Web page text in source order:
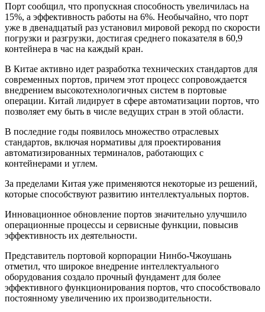
Порт сообщил, что пропускная способность увеличилась на
15%, а эффективность работы на 6%. Необычайно, что порт
уже в двенадцатый раз установил мировой рекорд по скорости
погрузки и разгрузки, достигая среднего показателя в 60,9
контейнера в час на каждый кран.
В Китае активно идет разработка технических стандартов для
современных портов, причем этот процесс сопровождается
внедрением высокотехнологичных систем в портовые
операции. Китай лидирует в сфере автоматизации портов, что
позволяет ему быть в числе ведущих стран в этой области.
В последние годы появилось множество отраслевых
стандартов, включая нормативы для проектирования
автоматизированных терминалов, работающих с
контейнерами и углем.
За пределами Китая уже применяются некоторые из решений,
которые способствуют развитию интеллектуальных портов.
Инновационное обновление портов значительно улучшило
операционные процессы и сервисные функции, повысив
эффективность их деятельности.
Представитель портовой корпорации Нинбо-Чжоушань
отметил, что широкое внедрение интеллектуального
оборудования создало прочный фундамент для более
эффективного функционирования портов, что способствовало
постоянному увеличению их производительности.